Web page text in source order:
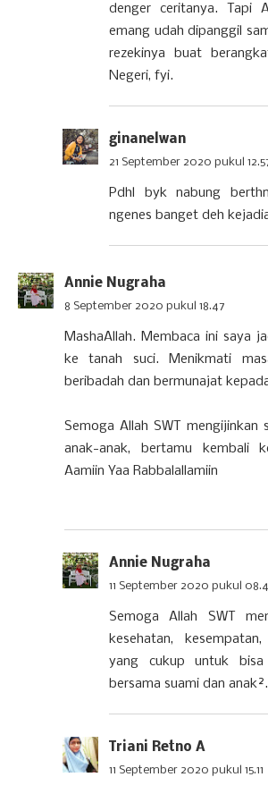
denger ceritanya. Tapi
emang udah dipanggil
rezekinya buat
Negeri, fyi.
ginanelwan
21 September 2020 pukul
Pdhl byk nabung
ngenes banget deh
Annie Nugraha
8 September 2020 pukul 18.47
MashaAllah. Membaca ini saya
ke tanah suci. Menikmati
beribadah dan bermunajat
Semoga Allah SWT mengijinkan
anak-anak, bertamu kembali
Aamiin Yaa Rabbalallamiin
Annie Nugraha
11 September 2020 pukul
Semoga Allah SWT
kesehatan,
yang cukup untuk
bersama suami dan
Triani Retno A
11 September 2020 pukul 15.11